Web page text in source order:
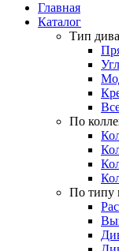
Главная
Каталог
Тип
По
По типу